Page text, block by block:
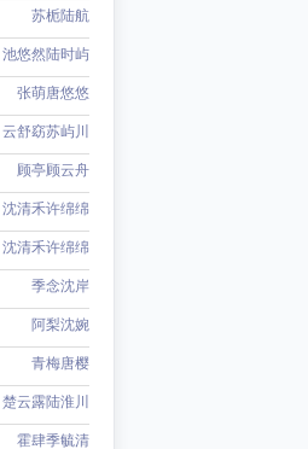
苏栀陆航
池悠然陆时屿
张萌唐悠悠
云舒窈苏屿川
顾亭顾云舟
沈清禾许绵绵
沈清禾许绵绵
季念沈岸
阿梨沈婉
青梅唐樱
楚云露陆淮川
霍肆季毓清